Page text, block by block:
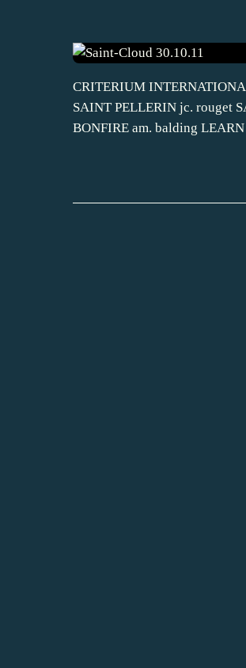
CRITERIUM
SAINT PELLERIN jc. rouget
BONFIRE am. balding